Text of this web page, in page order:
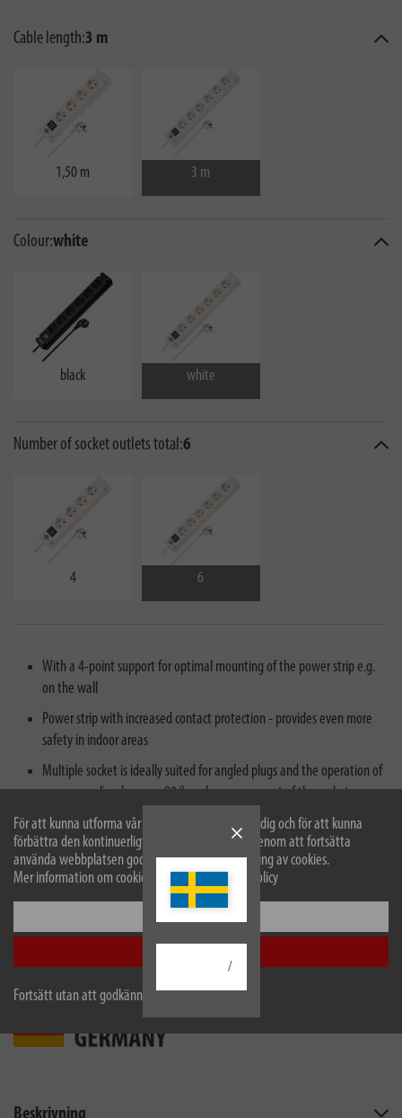
För att kunna utforma vår webbplats optimalt för dig och för att kunna
förbättra den kontinuerligt använder vi cookies. Genom att fortsätta
använda webbplatsen godkänner du vår användning av cookies.
Mer information om cookies finns i vår sekretesspolicy
Fortsätt utan att godkänna
/
Cable length:3 m
1,50 m 3 m
Colour:white
black white
Number of socket outlets total:6
4 6
With a 4-point support for optimal mounting of the power strip e.g.
on the wall
Power strip with increased contact protection - provides even more
safety in indoor areas
Multiple socket is ideally suited for angled plugs and the operation of
power supplies, because 90 ° angle arrangement of the socket
Connector strip with illuminated safety switch for switching on and off
(two-pole)
Scope of delivery: 1x Bremounta power strip in the color white with
extra wide distances between the sockets - in best quality from